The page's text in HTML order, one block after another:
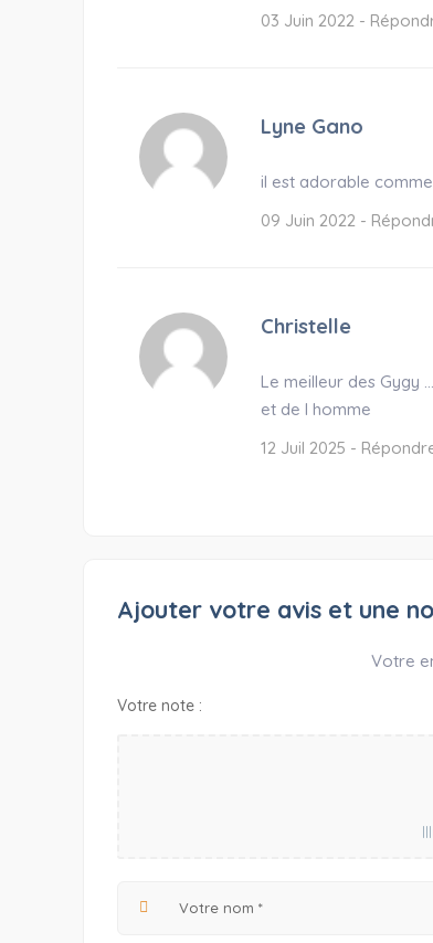
03 Juin 2022 -
Lyne Gano
il est adorable
09 Juin 2022 -
Christelle
Le meilleur des Gygy
et de l homme
12 Juil 2025 -
Ajouter votre avis et une
Votre
Votre note :